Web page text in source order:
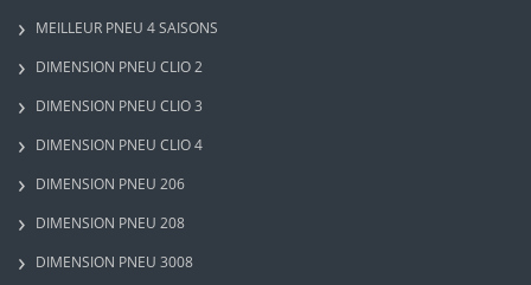
MEILLEUR PNEU 4 SAISONS
DIMENSION PNEU CLIO 2
DIMENSION PNEU CLIO 3
DIMENSION PNEU CLIO 4
DIMENSION PNEU 206
DIMENSION PNEU 208
DIMENSION PNEU 3008